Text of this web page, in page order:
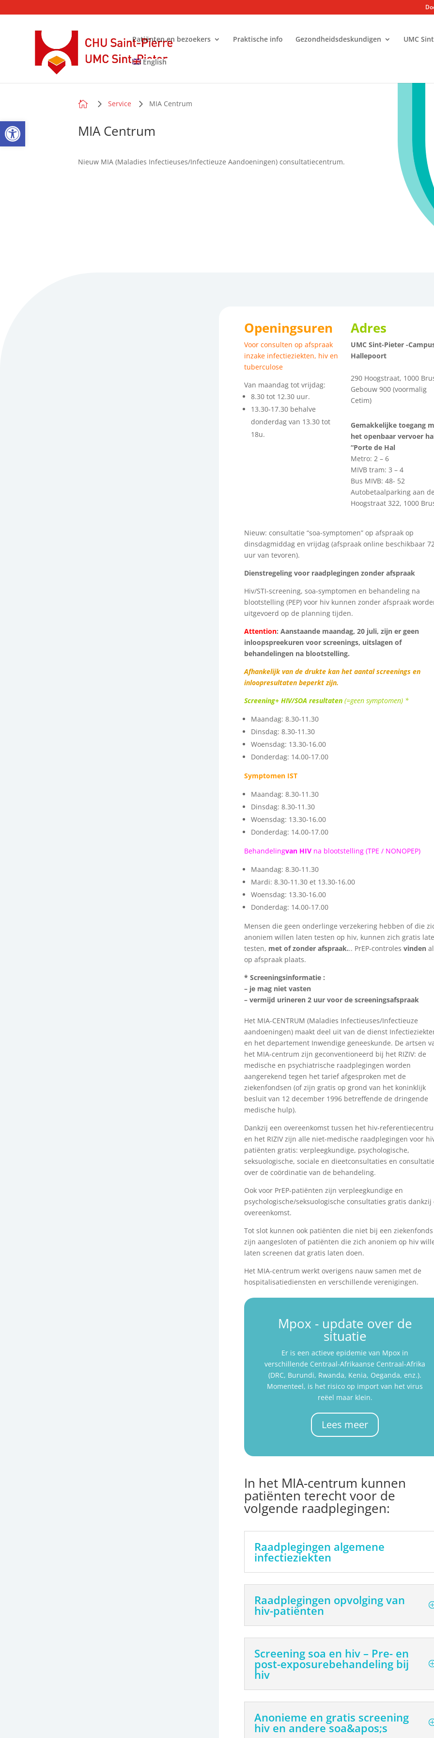
Open toolbar
Patiënten en bezoekers Praktische info Gezondheidsdeskundigen UMC
English
 Service MIA Centrum
MIA Centrum
Nieuw MIA (Maladies Infectieuses/Infectieuze Aandoeningen) consultatiecentrum.
Openingsuren
Voor consulten op afspraak
inzake infectieziekten, hiv en
tuberculose
Van maandag tot vrijdag:
8.30 tot 12.30 uur.
13.30-17.30 behalve
donderdag van 13.30 tot
18u.
Adres
UMC Sint-Pieter -
Hallepoort
290 Hoogstraat, 1000
Gebouw 900 (voormalig
Cetim)
Gemakkelijke toegang
het openbaar vervoer
“Porte de Hal
Metro: 2 – 6
MIVB tram: 3 – 4
Bus MIVB: 48- 52
Autobetaalparking aan de
Hoogstraat 322, 1000
Nieuw: consultatie “soa-symptomen” op afspraak op
dinsdagmiddag en vrijdag (afspraak online beschikbaar 72
uur van tevoren).
Dienstregeling voor raadplegingen zonder afspraak
Hiv/STI-screening, soa-symptomen en behandeling na
blootstelling (PEP) voor hiv kunnen zonder afspraak
uitgevoerd op de planning tijden.
Attention: Aanstaande maandag, 20 juli, zijn er geen
inloopspreekuren voor screenings, uitslagen of
behandelingen na blootstelling.
Afhankelijk van de drukte kan het aantal screenings en
inloopresultaten beperkt zijn.
Screening+ HIV/SOA resultaten (=geen symptomen) *
Maandag: 8.30-11.30
Dinsdag: 8.30-11.30
Woensdag: 13.30-16.00
Donderdag: 14.00-17.00
Symptomen IST
Maandag: 8.30-11.30
Dinsdag: 8.30-11.30
Woensdag: 13.30-16.00
Donderdag: 14.00-17.00
Behandelingvan HIV na blootstelling (TPE / NONOPEP)
Maandag: 8.30-11.30
Mardi: 8.30-11.30 et 13.30-16.00
Woensdag: 13.30-16.00
Donderdag: 14.00-17.00
Mensen die geen onderlinge verzekering hebben of die
anoniem willen laten testen op hiv, kunnen zich gratis
testen, met of zonder afspraak... PrEP-controlesvinden
op afspraak plaats.
* Screeningsinformatie :
– je mag niet vasten
– vermijd urineren 2 uur voor de screeningsafspraak
Het MIA-CENTRUM (Maladies Infectieuses/Infectieuze
aandoeningen) maakt deel uit van de dienst
en het departement Inwendige geneeskunde. De artsen
het MIA-centrum zijn geconventioneerd bij het RIZIV: de
medische en psychiatrische raadplegingen worden
aangerekend tegen het tarief afgesproken met de
ziekenfondsen (of zijn gratis op grond van het koninklijk
besluit van 12 december 1996 betreffende de dringende
medische hulp).
Dankzij een overeenkomst tussen het hiv-
en het RIZIV zijn alle niet-medische raadplegingen voor
patiënten gratis: verpleegkundige, psychologische,
seksuologische, sociale en dieetconsultaties en
over de coördinatie van de behandeling.
Ook voor PrEP-patiënten zijn verpleegkundige en
psychologische/seksuologische consultaties gratis dankzij
overeenkomst.
Tot slot kunnen ook patiënten die niet bij een ziekenfonds
zijn aangesloten of patiënten die zich anoniem op hiv
laten screenen dat gratis laten doen.
Het MIA-centrum werkt overigens nauw samen met de
hospitalisatiediensten en verschillende verenigingen.
Mpox - update over de
situatie
Er is een actieve epidemie van Mpox in
verschillende Centraal-Afrikaanse Centraal-Afrika
(DRC, Burundi, Rwanda, Kenia, Oeganda, enz.).
Momenteel, is het risico op import van het virus
reëel maar klein.
Lees meer
In het MIA-centrum kunnen
patiënten terecht voor de
volgende raadplegingen:
Raadplegingen algemene
infectieziekten
Raadplegingen opvolging van
hiv-patiënten
Screening soa en hiv – Pre- en
post-exposurebehandeling bij
hiv
Anonieme en gratis screening
hiv en andere soa&apos;s